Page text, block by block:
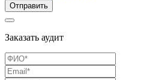
Отправить
Заказать аудит